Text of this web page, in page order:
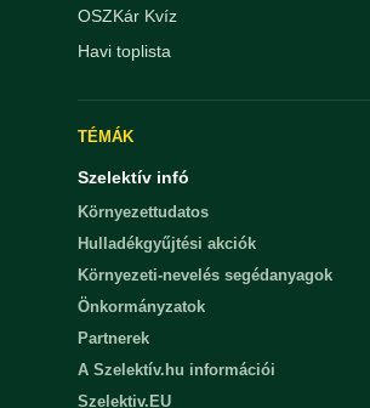
OSZKár Kvíz
Havi toplista
TÉMÁK
Szelektív infó
Környezettudatos
Hulladékgyűjtési akciók
Környezeti-nevelés segédanyagok
Önkormányzatok
Partnerek
A Szelektív.hu információi
Szelektiv.EU